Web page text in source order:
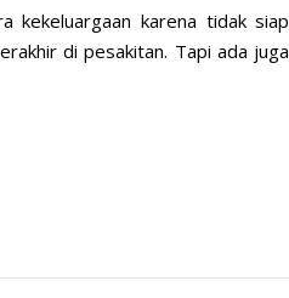
kekeluargaan karena tidak siap
di pesakitan. Tapi ada juga